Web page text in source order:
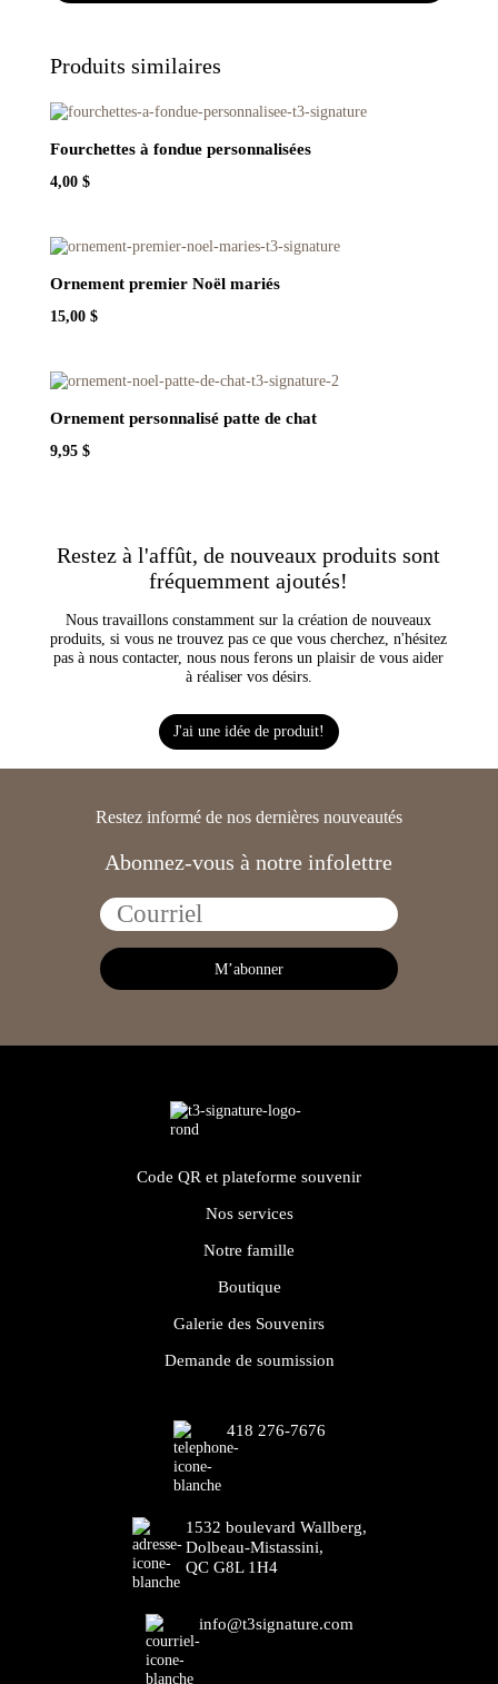
Produits similaires
Fourchettes à fondue personnalisées
4,00 $
Ornement premier Noël mariés
15,00 $
Ornement personnalisé patte de chat
9,95 $
Restez à l'affût, de nouveaux produits sont
fréquemment ajoutés!
Nous travaillons constamment sur la création de nouveaux
produits, si vous ne trouvez pas ce que vous cherchez, n'hésitez
pas à nous contacter, nous nous ferons un plaisir de vous aider
à réaliser vos désirs.
J'ai une idée de produit!
Restez informé de nos dernières nouveautés
Abonnez-vous à notre infolettre
Code QR et plateforme souvenir
Nos services
Notre famille
Boutique
Galerie des Souvenirs
Demande de soumission
418 276-7676
1532 boulevard Wallberg,
Dolbeau-Mistassini,
QC G8L 1H4
info@t3signature.com